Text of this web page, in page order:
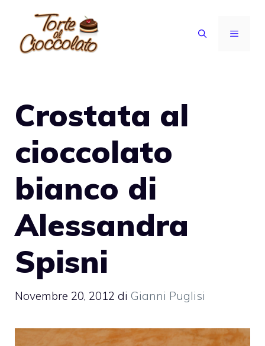
contenuto
MENU
Crostata al
cioccolato
bianco di
Alessandra
Spisni
Novembre 20, 2012 di Gianni Puglisi